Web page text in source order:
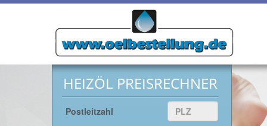
HEIZÖL PREISRECHNER
Postleitzahl